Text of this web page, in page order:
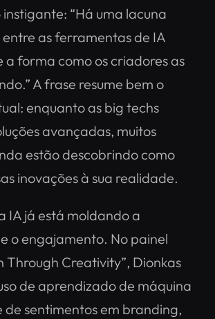
“Há uma lacuna
as ferramentas de IA
a forma como os criadores as
A frase resume bem o
enquanto as big techs
avançadas, muitos
estão descobrindo como
inovações à sua realidade.
IA já está moldando a
o engajamento. No painel
Through Creativity”, Dionkas
de aprendizado de máquina
de sentimentos em branding,